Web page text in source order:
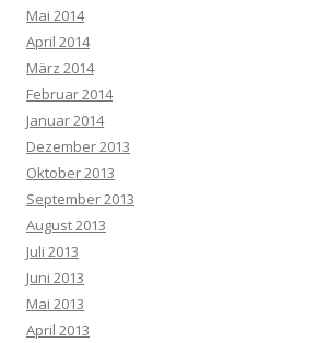
Mai 2014
April 2014
März 2014
Februar 2014
Januar 2014
Dezember 2013
Oktober 2013
September 2013
August 2013
Juli 2013
Juni 2013
Mai 2013
April 2013